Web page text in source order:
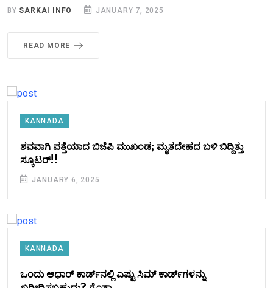
BY SARKAI INFO JANUARY 7, 2025
READ MORE
KANNADA
ಶವವಾಗಿ ಪತ್ತೆಯಾದ ಬಿಜೆಪಿ ಮುಖಂಡ; ಮೃತದೇಹದ ಬಳಿ ಬಿದ್ದಿತ್ತು
ಸ್ಕೂಟರ್!!
JANUARY 6, 2025
KANNADA
ಒಂದು ಆಧಾರ್ ಕಾರ್ಡ್‌ನಲ್ಲಿ ಎಷ್ಟು ಸಿಮ್ ಕಾರ್ಡ್‌ಗಳನ್ನು